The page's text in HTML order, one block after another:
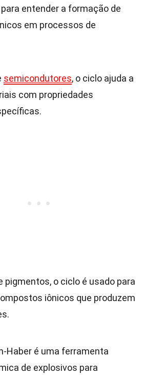
entender a formação de
em processos de
semicondutores, o ciclo ajuda a
com propriedades
pigmentos, o ciclo é usado para
iônicos que produzem
Haber é uma ferramenta
de explosivos para